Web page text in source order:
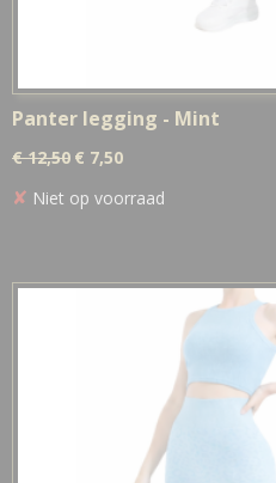
Panter legging - Mint
€ 12,50 € 7,50
✘ Niet op voorraad